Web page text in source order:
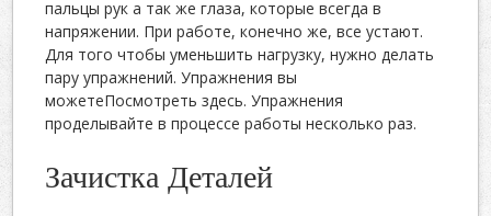
пальцы рук а так же глаза, которые всегда в
напряжении. При работе, конечно же, все устают.
Для того чтобы уменьшить нагрузку, нужно делать
пару упражнений. Упражнения вы
можетеПосмотреть здесь. Упражнения
проделывайте в процессе работы несколько раз.
Зачистка Деталей